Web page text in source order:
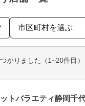
イト
はこちら
市区町村を選ぶ
かりました （1~20件目）
トバラエティ静岡千